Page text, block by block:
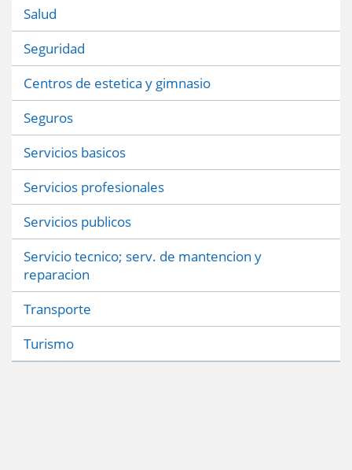
Salud
Seguridad
Centros de estetica y gimnasio
Seguros
Servicios basicos
Servicios profesionales
Servicios publicos
Servicio tecnico; serv. de mantencion y
reparacion
Transporte
Turismo